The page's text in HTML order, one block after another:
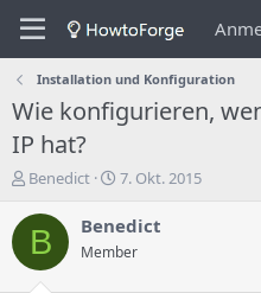
Installation und Konfiguration
Wie konfigurieren,
IP hat?
E
s
e
Benedict
E
s
e
7. Okt. 2015
B Benedict
Member